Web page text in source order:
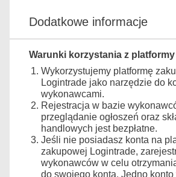
Dodatkowe informacje
Warunki korzystania z platformy
Wykorzystujemy platformę
Logintrade jako narzędzie do
wykonawcami.
Rejestracja w bazie
przeglądanie ogłoszeń oraz
handlowych jest bezpłatne.
Jeśli nie posiadasz konta na
zakupowej Logintrade,
wykonawców w celu
do swojego konta. Jedno